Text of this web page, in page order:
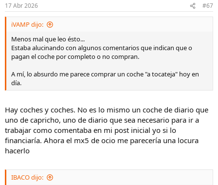
17 Abr 2026 #67
iVAMP dijo:
Menos mal que leo ésto...
Estaba alucinando con algunos comentarios que indican que o
pagan el coche por completo o no compran.
A mí, lo absurdo me parece comprar un coche "a tocateja" hoy en
día.
Hay coches y coches. No es lo mismo un coche de diario que
uno de capricho, uno de diario que sea necesario para ir a
trabajar como comentaba en mi post inicial yo si lo
financiaría. Ahora el mx5 de ocio me parecería una locura
hacerlo
IBACO dijo: